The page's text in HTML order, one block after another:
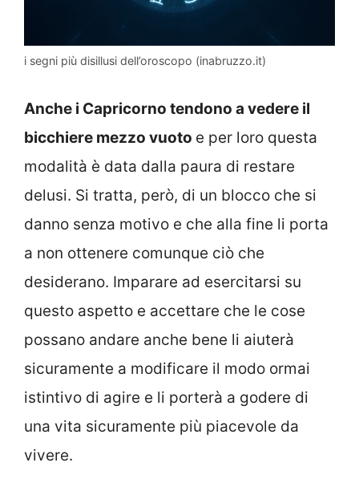
i segni più disillusi dell’oroscopo (inabruzzo.it)
Anche i Capricorno tendono a vedere il
bicchiere mezzo vuoto e per loro questa
modalità è data dalla paura di restare
delusi. Si tratta, però, di un blocco che si
danno senza motivo e che alla fine li porta
a non ottenere comunque ciò che
desiderano. Imparare ad esercitarsi su
questo aspetto e accettare che le cose
possano andare anche bene li aiuterà
sicuramente a modificare il modo ormai
istintivo di agire e li porterà a godere di
una vita sicuramente più piacevole da
vivere.